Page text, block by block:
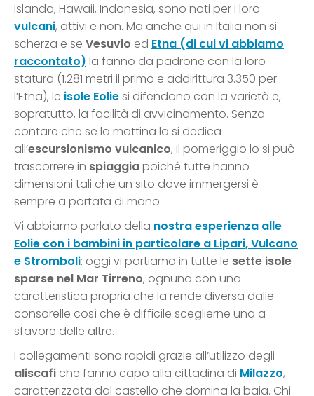
Islanda, Hawaii, Indonesia, sono noti per i loro
vulcani, attivi e non. Ma anche qui in Italia non si
scherza e se Vesuvio ed Etna (di cui vi abbiamo
raccontato) la fanno da padrone con la loro
statura (1.281 metri il primo e addirittura 3.350 per
l’Etna), le isole Eoliesi difendono con la varietà e,
sopratutto, la facilità di avvicinamento. Senza
contare che se la mattina la si dedica
all’escursionismo vulcanico, il pomeriggio lo si può
trascorrere in spiaggiapoiché tutte hanno
dimensioni tali che un sito dove immergersi è
sempre a portata di mano.
Vi abbiamo parlato della nostra esperienza alle
Eolie con i bambini in particolare a Lipari, Vulcano
e Stromboli: oggi vi portiamo in tutte le sette isole
sparse nel Mar Tirreno, ognuna con una
caratteristica propria che la rende diversa dalle
consorelle così che è difficile sceglierne una a
sfavore delle altre.
I collegamenti sono rapidi grazie all’utilizzo degli
aliscafi che fanno capo alla cittadina di Milazzo,
caratterizzata dal castello che domina la baia. Chi